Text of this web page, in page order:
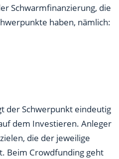
Schwarmfinanzierung, die
haben, nämlich:
der Schwerpunkt eindeutig
dem Investieren. Anleger
die der jeweilige
Beim Crowdfunding geht